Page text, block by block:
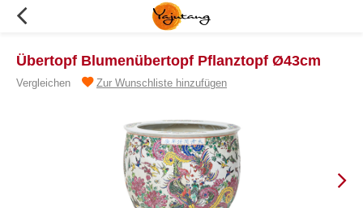
Übertopf Blumenübertopf Pflanztopf Ø43cm
Vergleichen Zur Wunschliste hinzufügen